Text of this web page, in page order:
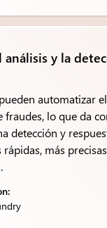
y la
automatizar
fraudes, lo que da
detección y
más